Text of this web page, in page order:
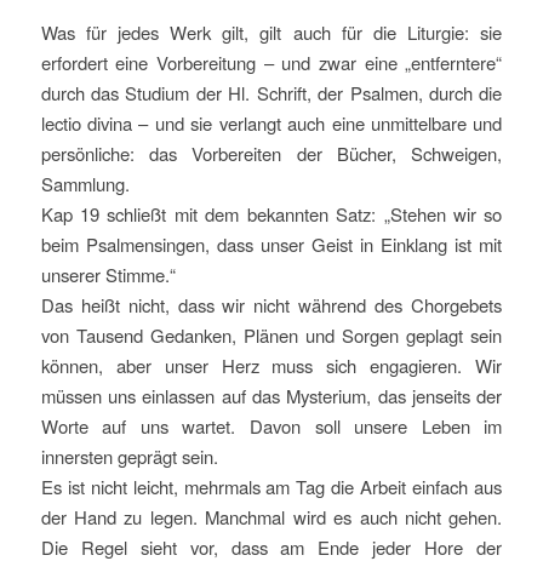
Was für jedes Werk gilt, gilt auch für die Liturgie: sie
erfordert eine Vorbereitung – und zwar eine „entferntere“
durch das Studium der Hl. Schrift, der Psalmen, durch die
lectio divina – und sie verlangt auch eine unmittelbare und
persönliche: das Vorbereiten der Bücher, Schweigen,
Sammlung.
Kap 19 schließt mit dem bekannten Satz: „Stehen wir so
beim Psalmensingen, dass unser Geist in Einklang ist mit
unserer Stimme.“
Das heißt nicht, dass wir nicht während des Chorgebets
von Tausend Gedanken, Plänen und Sorgen geplagt sein
können, aber unser Herz muss sich engagieren. Wir
müssen uns einlassen auf das Mysterium, das jenseits der
Worte auf uns wartet. Davon soll unsere Leben im
innersten geprägt sein.
Es ist nicht leicht, mehrmals am Tag die Arbeit einfach aus
der Hand zu legen. Manchmal wird es auch nicht gehen.
Die Regel sieht vor, dass am Ende jeder Hore der